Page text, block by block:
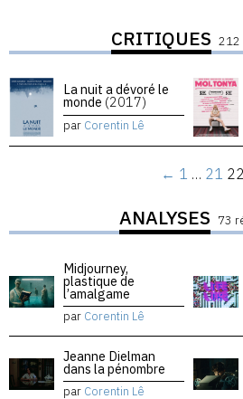
CRITIQUES 212
La nuit a dévoré le
monde (2017)
par Corentin Lê
← 1 … 21 22
ANALYSES 73
Midjourney,
plastique de
l’amalgame
par Corentin Lê
Jeanne Dielman
dans la pénombre
par Corentin Lê